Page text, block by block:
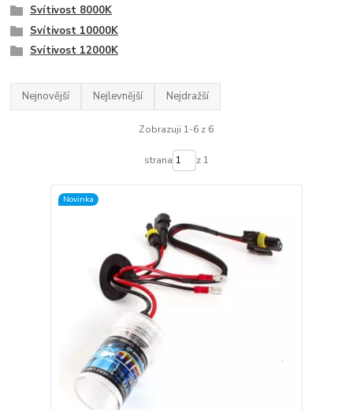
Svítivost 8000K
Svítivost 10000K
Svítivost 12000K
Nejnovější Nejlevnější Nejdražší
Zobrazuji 1-6 z 6
strana z 1
Novinka